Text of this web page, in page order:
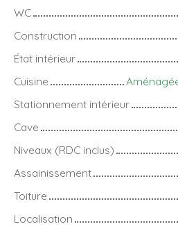
WC
Construction
État intérieur
Cuisine
Stationnement intérieur
Cave
Niveaux (RDC inclus)
Assainissement
Toiture
Localisation